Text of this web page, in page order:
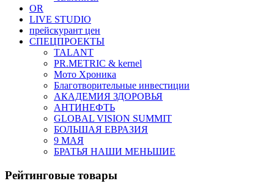
OR
LIVE STUDIO
прейскурант цен
СПЕЦПРОЕКТЫ
TALANT
PR.METRIC & kernel
Мото Хроника
Благотворительные инвестиции
АКАДЕМИЯ ЗДОРОВЬЯ
АНТИНЕФТЬ
GLOBAL VISION SUMMIT
БОЛЬШАЯ ЕВРАЗИЯ
9 МАЯ
БРАТЬЯ НАШИ МЕНЬШИЕ
Рейтинговые товары